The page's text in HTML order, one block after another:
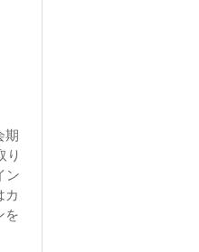
期
り
ン
カ
を